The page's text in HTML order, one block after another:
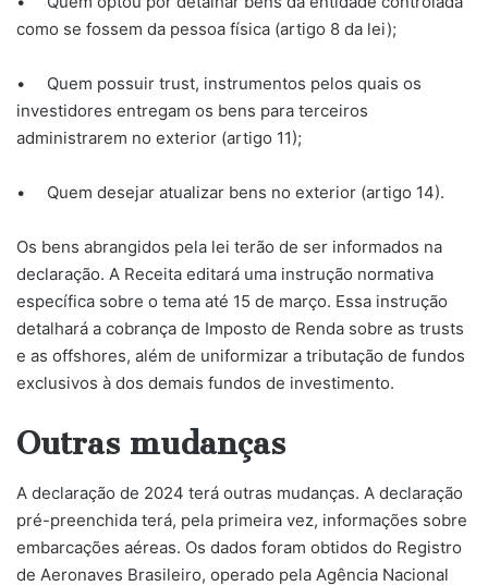
como se fossem da pessoa física (artigo 8 da lei);
• Quem possuir trust, instrumentos pelos quais os
investidores entregam os bens para terceiros
administrarem no exterior (artigo 11);
• Quem desejar atualizar bens no exterior (artigo 14).
Os bens abrangidos pela lei terão de ser informados na
declaração. A Receita editará uma instrução normativa
específica sobre o tema até 15 de março. Essa instrução
detalhará a cobrança de Imposto de Renda sobre as trusts
e as offshores, além de uniformizar a tributação de fundos
exclusivos à dos demais fundos de investimento.
Outras mudanças
A declaração de 2024 terá outras mudanças. A declaração
pré-preenchida terá, pela primeira vez, informações sobre
embarcações aéreas. Os dados foram obtidos do Registro
de Aeronaves Brasileiro, operado pela Agência Nacional